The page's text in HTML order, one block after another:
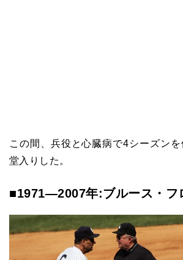
この間、兵役と心臓病で4シーズン
堂入りした。
■1971―2007年:ブルース・フ